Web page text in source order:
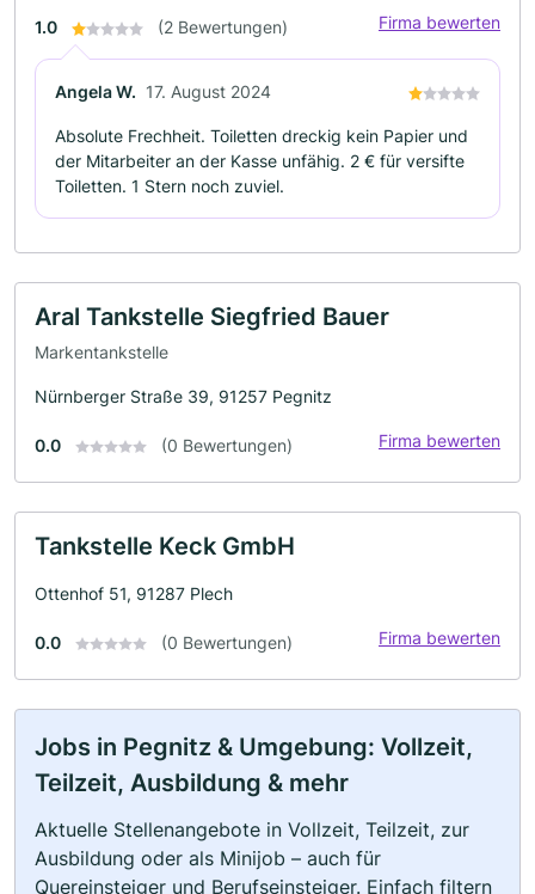
1.0 (2 Bewertungen) Firma bewerten
Angela W. 17. August 2024
Absolute Frechheit. Toiletten dreckig kein Papier und
der Mitarbeiter an der Kasse unfähig. 2 € für versifte
Toiletten. 1 Stern noch zuviel.
Aral Tankstelle Siegfried Bauer
Markentankstelle
Nürnberger Straße 39, 91257 Pegnitz
0.0 (0 Bewertungen) Firma bewerten
Tankstelle Keck GmbH
Ottenhof 51, 91287 Plech
0.0 (0 Bewertungen) Firma bewerten
Jobs in Pegnitz & Umgebung: Vollzeit,
Teilzeit, Ausbildung & mehr
Aktuelle Stellenangebote in Vollzeit, Teilzeit, zur
Ausbildung oder als Minijob – auch für
Quereinsteiger und Berufseinsteiger. Einfach filtern